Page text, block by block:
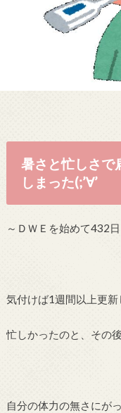
暑さと忙しさで
しまった(;’∀’
～ＤＷＥを始めて432
気付けば1週間以上更新
忙しかったのと、その
自分の体力の無さにが